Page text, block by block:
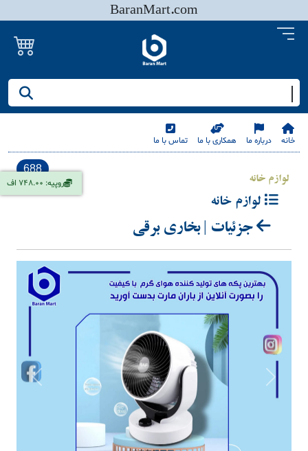
BaranMart.com
خانه درباره ما همکاری با ما تماس با ما
روپیه: 748.00 اف
688
لوازم خانه
لوازم خانه
جزئیات | بخاری برقی
Next